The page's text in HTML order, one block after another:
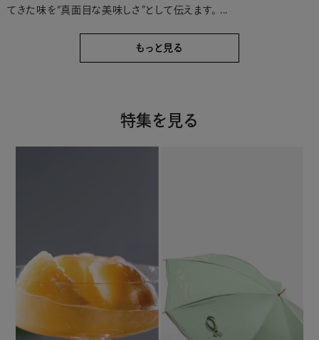
てきた味を“真面目な美味しさ”として伝えます。 ...
もっと見る
特集を見る